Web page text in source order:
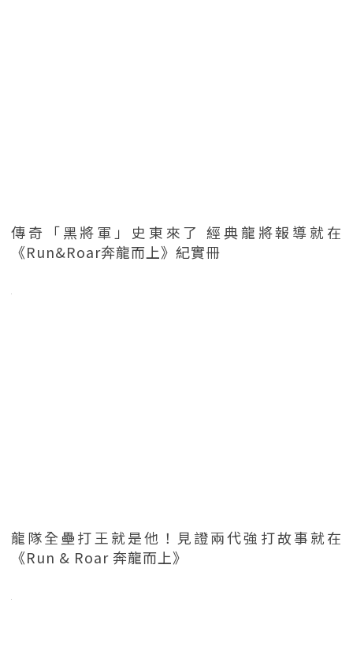
傳奇「黑將軍」史東來了 經典龍將報導就在
《Run&Roar奔龍而上》紀實冊
龍隊全壘打王就是他！見證兩代強打故事就在
《Run & Roar 奔龍而上》